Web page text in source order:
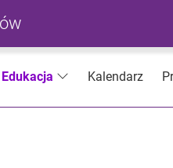
Edukacja Kalendarz